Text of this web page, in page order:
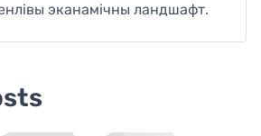
эканамічны ландшафт.